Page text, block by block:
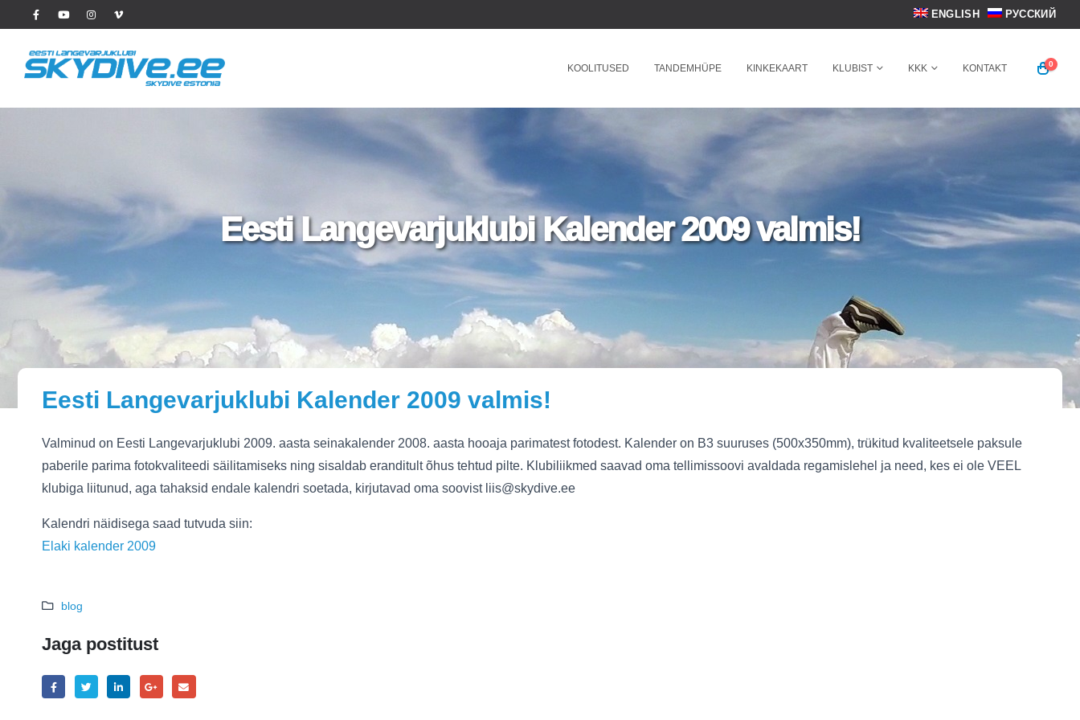
ENGLISH РУССКИЙ
KOOLITUSED TANDEMHÜPE KINKEKAART KLUBIST KKK KONTAKT 0
Eesti Langevarjuklubi Kalender 2009 valmis!
Eesti Langevarjuklubi Kalender 2009 valmis!
Valminud on Eesti Langevarjuklubi 2009. aasta seinakalender 2008. aasta hooaja parimatest fotodest. Kalender on B3 suuruses (500x350mm), trükitud kvaliteetsele paksule
paberile parima fotokvaliteedi säilitamiseks ning sisaldab eranditult õhus tehtud pilte. Klubiliikmed saavad oma tellimissoovi avaldada regamislehel ja need, kes ei ole VEEL
klubiga liitunud, aga tahaksid endale kalendri soetada, kirjutavad oma soovist liis@skydive.ee
Kalendri näidisega saad tutvuda siin:
Elaki kalender 2009
blog
Jaga postitust